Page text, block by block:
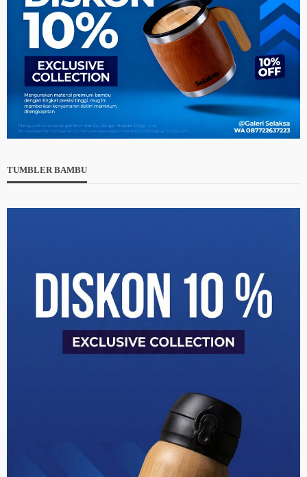
TUMBLER BAMBU